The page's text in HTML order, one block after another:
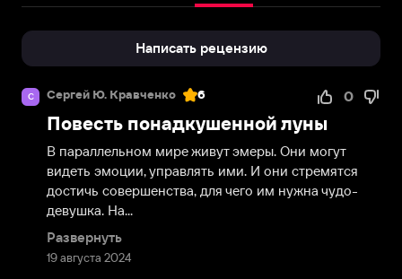
Написать рецензию
С Сергей Ю. Кравченко
19 августа 2024
6 0
Повесть понадкушенной луны
В параллельном мире живут эмеры. Они могут
видеть эмоции, управлять ими. И они стремятся
достичь совершенства, для чего им нужна чудо-
девушка. На...
Развернуть